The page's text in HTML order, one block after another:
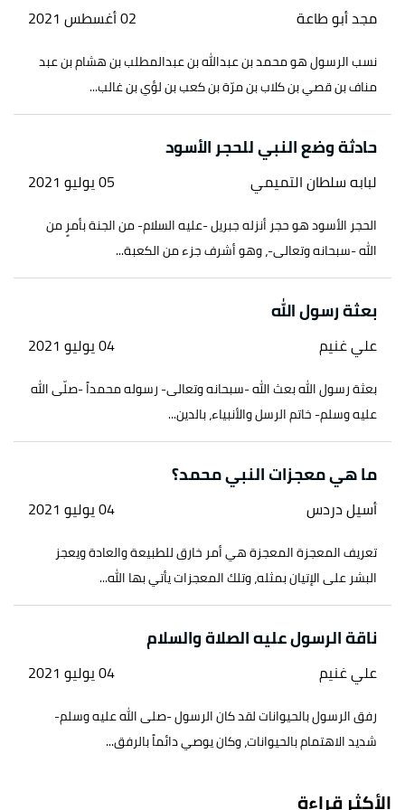
↑رواه البخاري، في صحيح البخاري، عن أبي ذر الغفاري،
الصفحة أو الرقم:3342، صحيح.
^أب أكرم العمري،السيرة النبوية الصحيحة محاولة
لتطبيق قواعد المحدثين في نقد روايات السيرة النبوية،
صفحة 188، جزء 1. بتصرّف.
↑سورة الإسراء، آية:1
↑خالد الراشد،دروس الشيخ خالد الراشد
، صفحة 2، جزء
55. بتصرّف.
مجد أبو طاعة 02 أغسطس 2021
نسب الرسول هو محمد بن عبدالله بن عبدالمطلب بن هشام بن عبد
مناف بن قصي بن كلاب بن مرّة بن كعب بن لؤي بن غالب...
حادثة وضع النبي للحجر الأسود
لبابه سلطان التميمي 05 يوليو 2021
الحجر الأسود هو حجر أنزله جبريل -عليه السلام- من الجنة بأمرٍ من
الله -سبحانه وتعالى-، وهو أشرف جزء من الكعبة...
بعثة رسول الله
علي غنيم 04 يوليو 2021
بعثة رسول الله بعث الله -سبحانه وتعالى- رسوله محمداً -صلّى الله
عليه وسلم- خاتم الرسل والأنبياء، بالدين...
ما هي معجزات النبي محمد؟
أسيل دردس 04 يوليو 2021
تعريف المعجزة المعجزة هي أمر خارق للطبيعة والعادة ويعجز
البشر على الإتيان بمثله، وتلك المعجزات يأتي بها الله...
ناقة الرسول عليه الصلاة والسلام
علي غنيم 04 يوليو 2021
رفق الرسول بالحيوانات لقد كان الرسول -صلى الله عليه وسلم-
شديد الاهتمام بالحيوانات، وكان يوصي دائماً بالرفق...
الأكثر قراءة